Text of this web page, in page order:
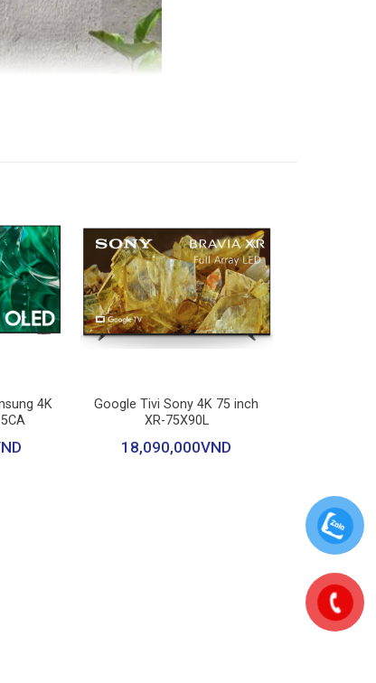
Quad-Core with TEE 1.5GHz
Google Assistant có tiếng Việt
lên TV: Chromecast
tích hợp micro tìm kiếm bằng giọng
bị trong nhà: Haismart
này hỗ trợ độ phân giải 4K, mang đến trải
lại trải nghiệm thị giác tuyệt vời.
4K
Google Tivi Sony 4K 75 inch
XR-75X90L
18,090,000VND